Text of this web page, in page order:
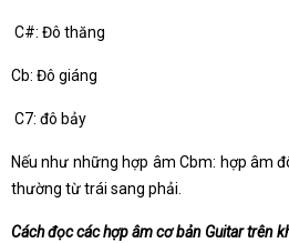
C#: Đô thăng
Cb: Đô giáng
C7: đô bảy
Nếu như những hợp âm Cbm: hợp âm
thường từ trái sang phải.
Cách đọc các hợp âm cơ bản Guitar trên